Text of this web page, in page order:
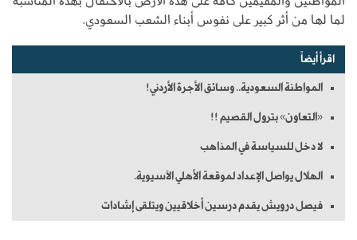
لما لها من أثر كبير على نفوس أبناء الشعب السعودي.
اقرأ أيضاً
المواطنة السعودية.. وسائق الأجرة الأردني!
«التعاون» بترول القصيم !!
لا دخل للسياسة في المذاهب
الهلال يواصل الإعداد لموقعة الأهلي الآسيوية.
فيصل درويش يقدم درسين أخلاقيين ويتلقى إشادات